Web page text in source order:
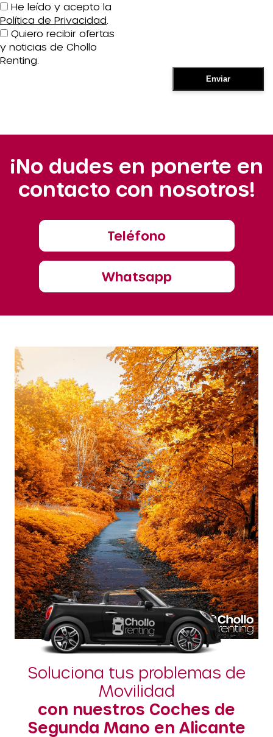
He leído y acepto la
Política de Privacidad
Quiero recibir ofertas
y noticias de Chollo
Renting.
¡No dudes en ponerte en
contacto con nosotros!
Teléfono
Whatsapp
Soluciona tus problemas de
Movilidad
con nuestros Coches de
Segunda Mano en Alicante